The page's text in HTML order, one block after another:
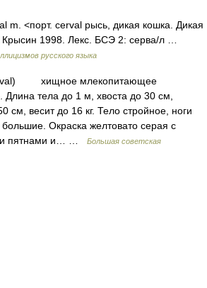
m. <порт. cerval рысь, дикая кошка. Дикая
Крысин 1998. Лекс. БСЭ 2: серва/л …
русского языка
хищное млекопитающее
Длина тела до 1 м, хвоста до 30 см,
см, весит до 16 кг. Тело стройное, ноги
Окраска желтовато серая с
пятнами и… …
Большая советская